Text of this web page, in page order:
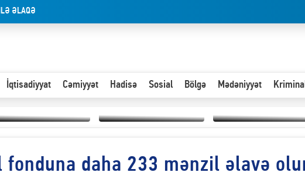
ƏLAQƏ
İqtisadiyyat Cəmiyyət Hadisə Sosial Bölgə Mədəniyyət
kimi görünən
Paytaxta giriş vizası —
"Xoş gəldin, cibində
Hər an ən çətin savaşa
hazır olmalıyıq-
ZƏLİMXAN
fonduna daha 233 mənzil əlavə